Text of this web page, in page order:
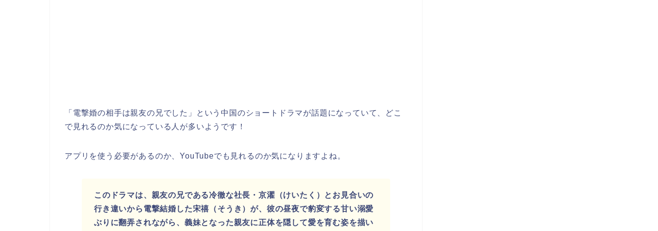
「電撃婚の相手は親友の兄でした」という中国のショートドラマが話題になっていて、どこ
で見れるのか気になっている人が多いようです！
アプリを使う必要があるのか、YouTubeでも見れるのか気になりますよね。
このドラマは、親友の兄である冷徹な社長・京濯（けいたく）とお見合いの
行き違いから電撃結婚した宋禧（そうき）が、彼の昼夜で豹変する甘い溺愛
ぶりに翻弄されながら、義妹となった親友に正体を隠して愛を育む姿を描い